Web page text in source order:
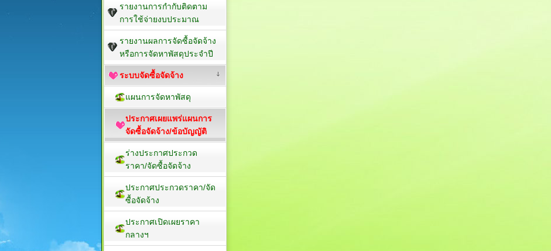
รายงานการกำกับติดตาม
การใช้จ่ายงบประมาณ
รายงานผลการจัดซื้อจัดจ้าง
หรือการจัดหาพัสดุประจำปี
ระบบจัดซื้อจัดจ้าง
แผนการจัดหาพัสดุ
ประกาศเผยแพร่แผนการ
จัดซื้อจัดจ้าง/ข้อบัญญัติ
ร่างประกาศประกวด
ราคา/จัดซื้อจัดจ้าง
ประกาศประกวดราคา/จัด
ซื้อจัดจ้าง
ประกาศเปิดเผยราคา
กลางฯ